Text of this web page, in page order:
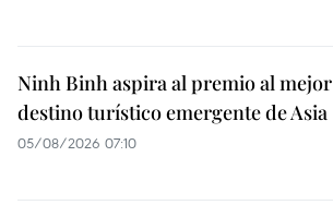
Ninh Binh aspira al premio al mejor
destino turístico emergente de Asia
05/08/2026 07:10